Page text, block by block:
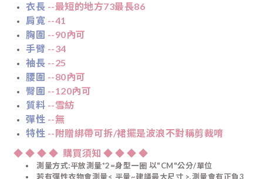
衣長 --最短的地方73最長86
肩寬 --41
胸圍 --90內可
手臂 --34
袖長 --25
腰圍 --80內可
臀圍 --120內可
質料 --雪紡
彈性 --無
特性 --附贈綁帶可拆/裙擺是波浪不對稱剪裁唷
◆ ◆ ◆ ◆ 購買須知 ◆ ◆ ◆ ◆
測量方式:平放測量*2=身型一圈 以"CM"公分/單位
若有彈性衣物會測量< 平量~建議最大尺寸 >,測量會有正負3